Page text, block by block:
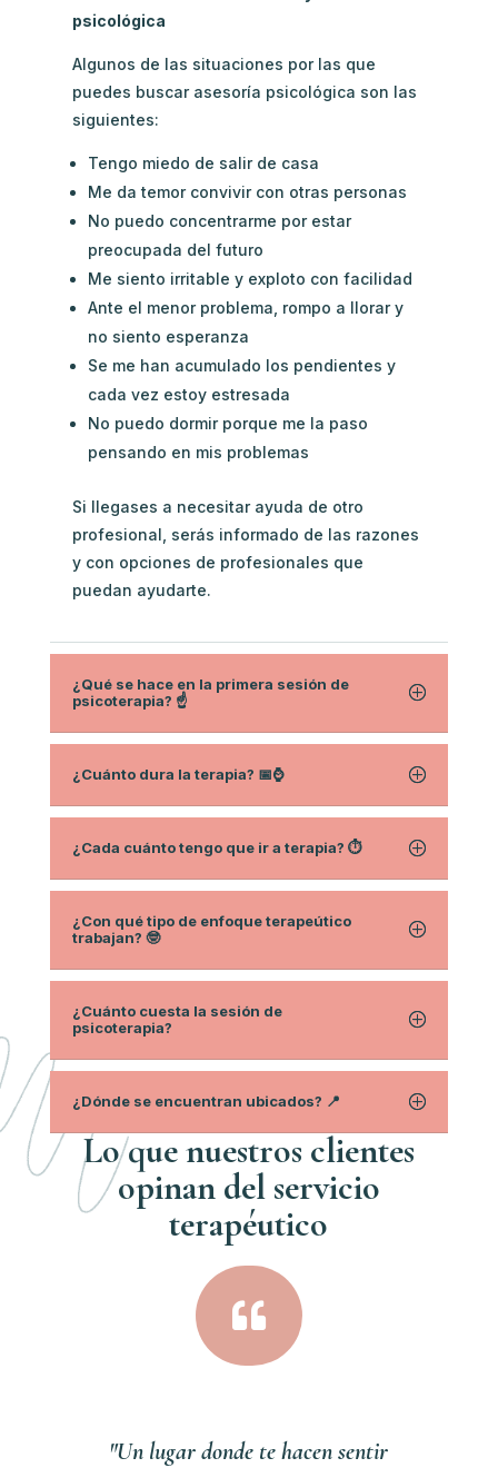
psicológica
Algunos de las situaciones por las que
puedes buscar asesoría psicológica son las
siguientes:
Tengo miedo de salir de casa
Me da temor convivir con otras personas
No puedo concentrarme por estar
preocupada del futuro
Me siento irritable y exploto con facilidad
Ante el menor problema, rompo a llorar y
no siento esperanza
Se me han acumulado los pendientes y
cada vez estoy estresada
No puedo dormir porque me la paso
pensando en mis problemas
Si llegases a necesitar ayuda de otro
profesional, serás informado de las razones
y con opciones de profesionales que
puedan ayudarte.
¿Qué se hace en la primera sesión de
psicoterapia? ☝️
¿Cuánto dura la terapia? 📅⌚
¿Cada cuánto tengo que ir a terapia? ⏱
¿Con qué tipo de enfoque terapeútico
trabajan? 🤓
¿Cuánto cuesta la sesión de
psicoterapia?
¿Dónde se encuentran ubicados? 📍
Lo que nuestros clientes
opinan del servicio
terapéutico

"Un lugar donde te hacen sentir